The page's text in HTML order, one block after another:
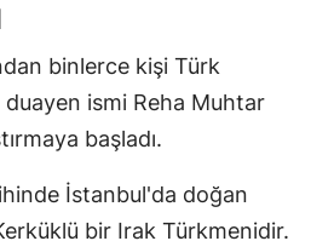
binlerce kişi Türk
ismi Reha Muhtar
başladı.
İstanbul'da doğan
bir Irak Türkmenidir.